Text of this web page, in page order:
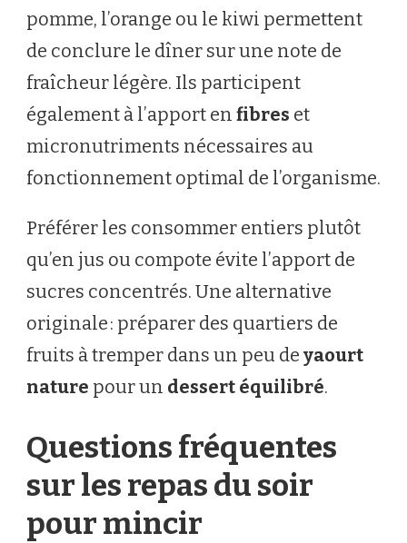
pomme, l’orange ou le kiwi permettent
de conclure le dîner sur une note de
fraîcheur légère. Ils participent
également à l’apport en fibres et
micronutriments nécessaires au
fonctionnement optimal de l’organisme.
Préférer les consommer entiers plutôt
qu’en jus ou compote évite l’apport de
sucres concentrés. Une alternative
originale : préparer des quartiers de
fruits à tremper dans un peu de yaourt
nature pour un dessert équilibré.
Questions fréquentes
sur les repas du soir
pour mincir